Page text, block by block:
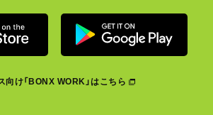
向け「BONX WORK」はこちら